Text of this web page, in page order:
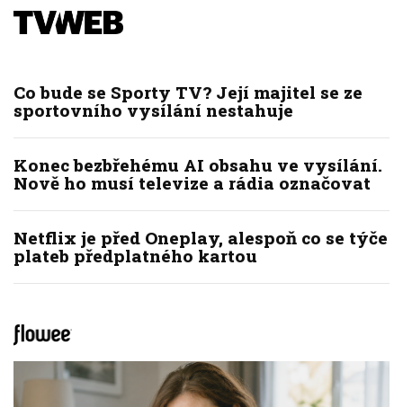
Co bude se Sporty TV? Její majitel se ze
sportovního vysílání nestahuje
Konec bezbřehému AI obsahu ve vysílání.
Nově ho musí televize a rádia označovat
Netflix je před Oneplay, alespoň co se týče
plateb předplatného kartou